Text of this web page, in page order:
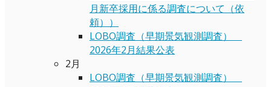
月新卒採用に係る調査について（依
頼））
LOBO調査（早期景気観測調査）
2026年2月結果公表
2月
LOBO調査（早期景気観測調査）